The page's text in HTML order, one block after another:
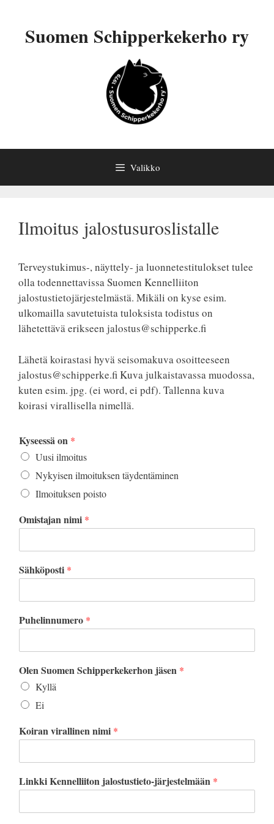
Suomen Schipperkekerho ry
Valikko
Ilmoitus jalostusuroslistalle
Terveystukimus-, näyttely- ja luonnetestitulokset tulee
olla todennettavissa Suomen Kennelliiton
jalostustietojärjestelmästä. Mikäli on kyse esim.
ulkomailla savutetuista tuloksista todistus on
lähetettävä erikseen jalostus@schipperke.fi
Lähetä koirastasi hyvä seisomakuva osoitteeseen
jalostus@schipperke.fi Kuva julkaistavassa muodossa,
kuten esim. jpg. (ei word, ei pdf). Tallenna kuva
koirasi virallisella nimellä.
Kyseessä on *
Uusi ilmoitus
Nykyisen ilmoituksen täydentäminen
Ilmoituksen poisto
Omistajan nimi *
Sähköposti *
Puhelinnumero *
Olen Suomen Schipperkekerhon jäsen *
Kyllä
Ei
Koiran virallinen nimi *
Linkki Kennelliiton jalostustieto-järjestelmään *